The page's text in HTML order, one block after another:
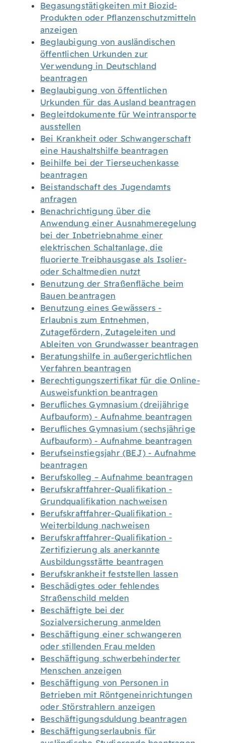
Begasungstätigkeiten mit Biozid-
Produkten oder Pflanzenschutzmitteln
anzeigen
Beglaubigung von ausländischen
öffentlichen Urkunden zur
Verwendung in Deutschland
beantragen
Beglaubigung von öffentlichen
Urkunden für das Ausland beantragen
Begleitdokumente für Weintransporte
ausstellen
Bei Krankheit oder Schwangerschaft
eine Haushaltshilfe beantragen
Beihilfe bei der Tierseuchenkasse
beantragen
Beistandschaft des Jugendamts
anfragen
Benachrichtigung über die
Anwendung einer Ausnahmeregelung
bei der Inbetriebnahme einer
elektrischen Schaltanlage, die
fluorierte Treibhausgase als Isolier-
oder Schaltmedien nutzt
Benutzung der Straßenfläche beim
Bauen beantragen
Benutzung eines Gewässers -
Erlaubnis zum Entnehmen,
Zutagefördern, Zutageleiten und
Ableiten von Grundwasser beantragen
Beratungshilfe in außergerichtlichen
Verfahren beantragen
Berechtigungszertifikat für die Online-
Ausweisfunktion beantragen
Berufliches Gymnasium (dreijährige
Aufbauform) - Aufnahme beantragen
Berufliches Gymnasium (sechsjährige
Aufbauform) - Aufnahme beantragen
Berufseinstiegsjahr (BEJ) - Aufnahme
beantragen
Berufskolleg – Aufnahme beantragen
Berufskraftfahrer-Qualifikation -
Grundqualifikation nachweisen
Berufskraftfahrer-Qualifikation -
Weiterbildung nachweisen
Berufskraftfahrer-Qualifikation -
Zertifizierung als anerkannte
Ausbildungsstätte beantragen
Berufskrankheit feststellen lassen
Beschädigtes oder fehlendes
Straßenschild melden
Beschäftigte bei der
Sozialversicherung anmelden
Beschäftigung einer schwangeren
oder stillenden Frau melden
Beschäftigung schwerbehinderter
Menschen anzeigen
Beschäftigung von Personen in
Betrieben mit Röntgeneinrichtungen
oder Störstrahlern anzeigen
Beschäftigungsduldung beantragen
Beschäftigungserlaubnis für